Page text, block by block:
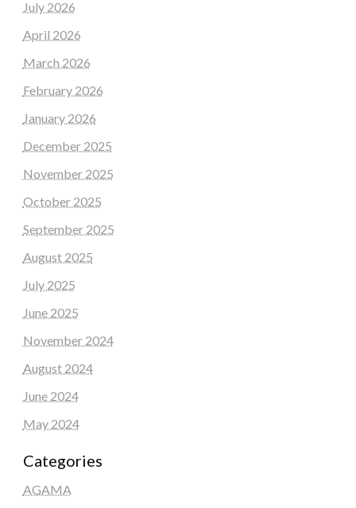
July 2026
April 2026
March 2026
February 2026
January 2026
December 2025
November 2025
October 2025
September 2025
August 2025
July 2025
June 2025
November 2024
August 2024
June 2024
May 2024
Categories
AGAMA